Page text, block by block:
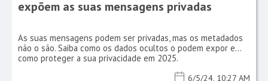
expõem as suas mensagens privadas
As suas mensagens podem ser privadas, mas os metadados
não o são. Saiba como os dados ocultos o podem expor e
como proteger a sua privacidade em 2025.
6/5/24, 10:27 AM